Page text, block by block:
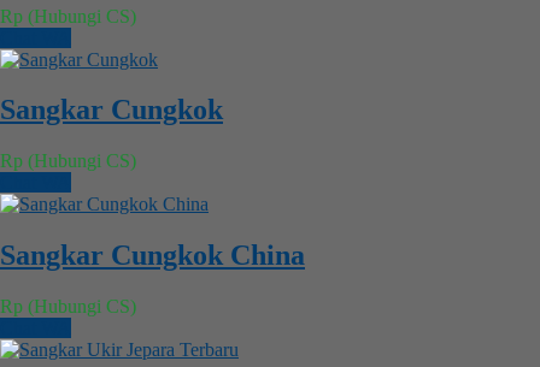
Rp (Hubungi CS)
Sangkar Cungkok
Rp (Hubungi CS)
Sangkar Cungkok China
Rp (Hubungi CS)